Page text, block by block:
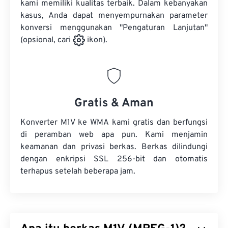
kami memiliki kualitas terbaik. Dalam kebanyakan
kasus, Anda dapat menyempurnakan parameter
konversi menggunakan "Pengaturan Lanjutan"
(opsional, cari
ikon).
Gratis & Aman
Konverter M1V ke WMA kami gratis dan berfungsi
di peramban web apa pun. Kami menjamin
keamanan dan privasi berkas. Berkas dilindungi
dengan enkripsi SSL 256-bit dan otomatis
terhapus setelah beberapa jam.